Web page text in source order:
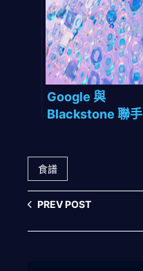
Google 與
Blackstone 聯手
局如何顛覆 2027
年 AI 基礎設施生
態？
食譜
PREV POST